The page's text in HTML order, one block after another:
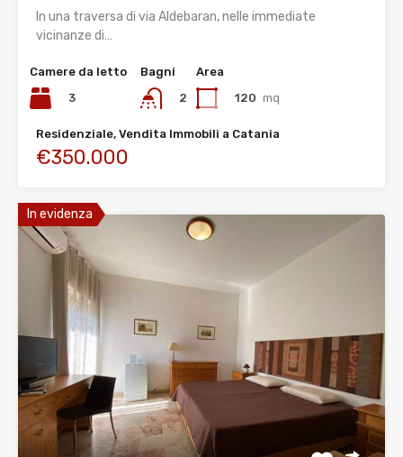
In una traversa di via Aldebaran, nelle immediate
vicinanze di…
Camere da letto
3
Bagni
2
Area
120 mq
Residenziale, Vendita Immobili a Catania
€350.000
In evidenza